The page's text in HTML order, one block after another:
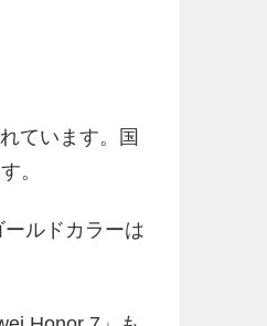
ています。国
。
ルドカラーは